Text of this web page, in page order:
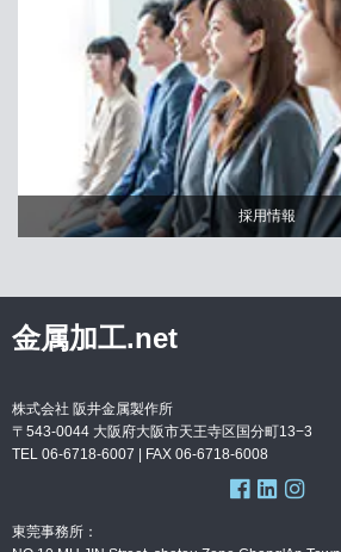
採用情報
金属加工.net
株式会社 阪井金属製作所
〒543-0044 大阪府大阪市天王寺区国分町13−3
TEL 06-6718-6007 | FAX 06-6718-6008
東莞事務所：